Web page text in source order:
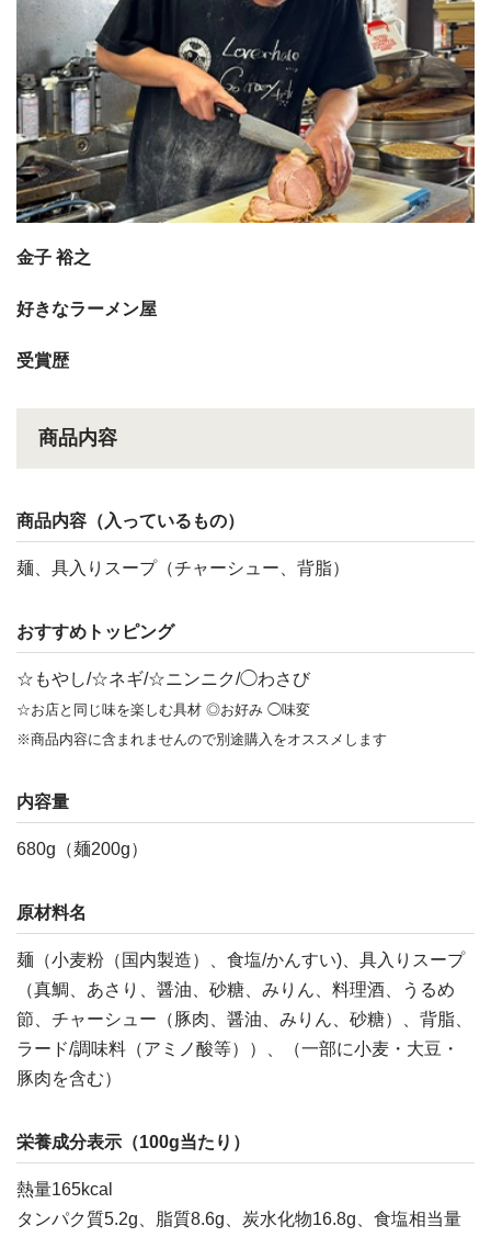
金子 裕之
好きなラーメン屋
受賞歴
商品内容
商品内容（入っているもの）
麺、具入りスープ（チャーシュー、背脂）
おすすめトッピング
☆もやし/☆ネギ/☆ニンニク/◯わさび
☆お店と同じ味を楽しむ具材 ◎お好み ◯味変
※商品内容に含まれませんので別途購入をオススメします
内容量
680g（麺200g）
原材料名
麺（小麦粉（国内製造）、食塩/かんすい)、具入りスープ
（真鯛、あさり、醤油、砂糖、みりん、料理酒、うるめ
節、チャーシュー（豚肉、醤油、みりん、砂糖）、背脂、
ラード/調味料（アミノ酸等））、（一部に小麦・大豆・
豚肉を含む）
栄養成分表示（100g当たり）
熱量165kcal
タンパク質5.2g、脂質8.6g、炭水化物16.8g、食塩相当量